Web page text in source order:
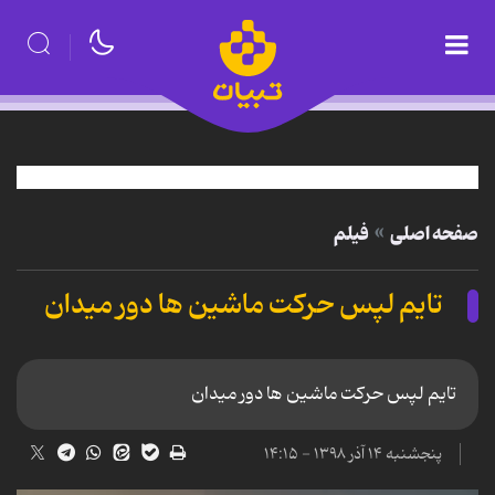
صفحه اصلی فیلم
تایم لپس حرکت ماشین ها دور میدان
تایم لپس حرکت ماشین ها دور میدان
پنجشنبه ۱۴ آذر ۱۳۹۸ - ۱۴:۱۵